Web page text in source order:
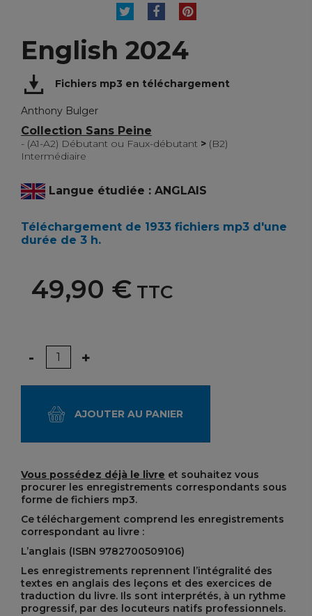
TWEETPARTAGERPINTEREST
English 2024
Fichiers mp3 en téléchargement
Anthony Bulger
Collection Sans Peine
- (A1-A2) Débutant ou Faux-débutant > (B2)
Intermédiaire
Langue étudiée : ANGLAIS
Téléchargement de 1933 fichiers mp3 d'une
durée de 3 h.
49,90 € TTC
Quantité
- +
AJOUTER AU PANIER
Vous possédez déjà le livre et souhaitez vous
procurer les enregistrements correspondants sous
forme de fichiers mp3.
Ce téléchargement comprend les enregistrements
correspondant au livre :
L’anglais (ISBN 9782700509106)
Les enregistrements reprennent l’intégralité des
textes en anglais des leçons et des exercices de
traduction du livre. Ils sont interprétés, à un rythme
progressif, par des locuteurs natifs professionnels.